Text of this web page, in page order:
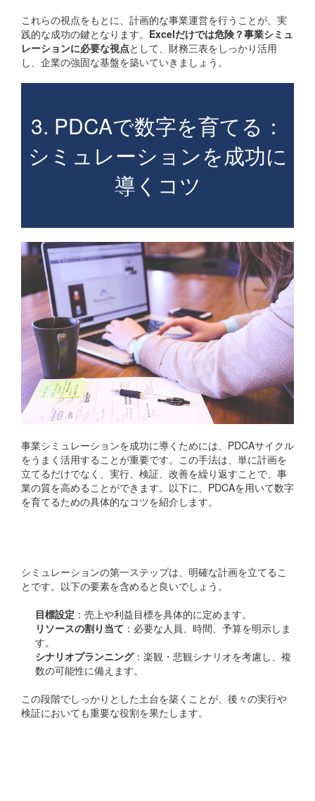
これらの視点をもとに、計画的な事業運営を行うことが、実
践的な成功の鍵となります。 Excelだけでは危険？事業シミュ
レーションに必要な視点として、財務三表をしっかり活用
し、企業の強固な基盤を築いていきましょう。
3. PDCAで数字を育てる：
シミュレーションを成功に
導くコツ
事業シミュレーションを成功に導くためには、PDCAサイクル
をうまく活用することが重要です。この手法は、単に計画を
立てるだけでなく、実行、検証、改善を繰り返すことで、事
業の質を高めることができます。以下に、PDCAを用いて数字
を育てるための具体的なコツを紹介します。
シミュレーションの第一ステップは、明確な計画を立てるこ
とです。以下の要素を含めると良いでしょう。
目標設定 ：売上や利益目標を具体的に定めます。
リソースの割り当て ：必要な人員、時間、予算を明示しま
す。
シナリオプランニング：楽観・悲観シナリオを考慮し、複
数の可能性に備えます。
この段階でしっかりとした土台を築くことが、後々の実行や
検証においても重要な役割を果たします。